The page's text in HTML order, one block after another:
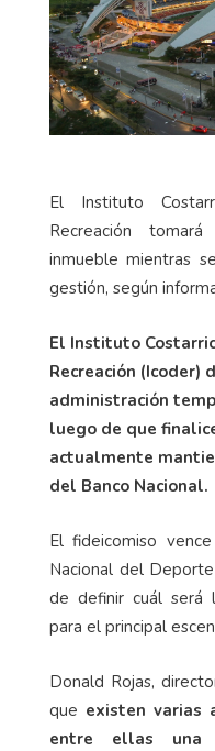
El Instituto
Recreación
inmueble mientras
gestión, según
El Instituto
Recreación (Icoder)
administración
luego de que
actualmente
del Banco Nacional.
El fideicomiso
Nacional del
de definir cuál será
para el principal
Donald Rojas,
que existen varias
entre ellas una